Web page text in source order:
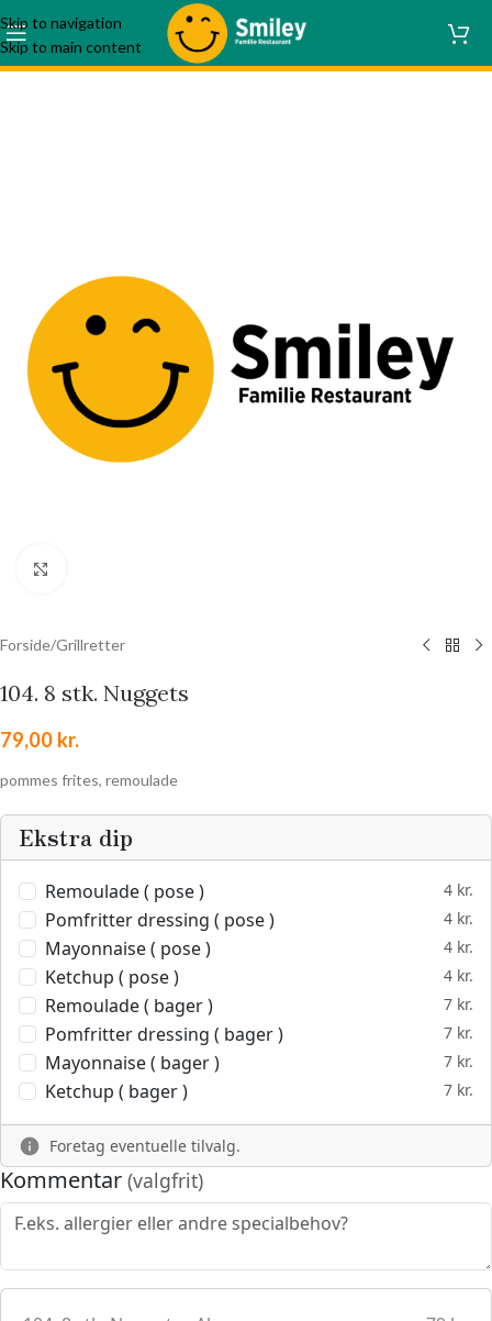
Skip to navigation
Skip to main content
Forside/Grillretter
104. 8 stk. Nuggets
79,00 kr.
pommes frites, remoulade